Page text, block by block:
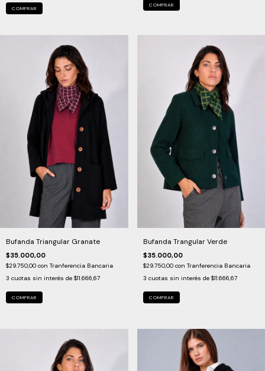
COMPRAR
COMPRAR
Bufanda Triangular Granate
$35.000,00
$29.750,00 con Tranferencia Bancaria
3 cuotas sin interés de $11.666,67
Bufanda Trangular Verde
$35.000,00
$29.750,00 con Tranferencia Bancaria
3 cuotas sin interés de $11.666,67